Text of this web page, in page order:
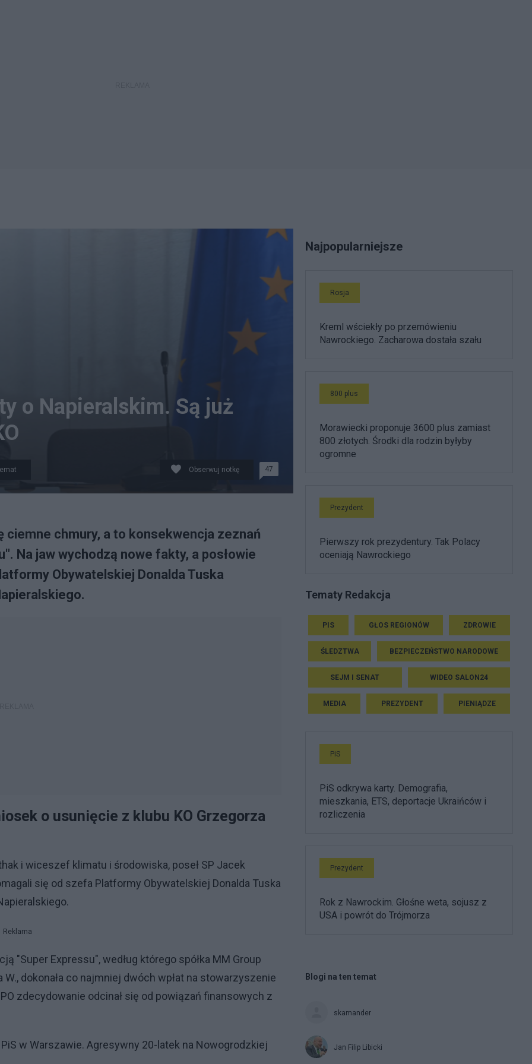
o Napieralskim. Są już
Obserwuj notkę 47
chmury, a to konsekwencja zeznań
Na jaw wychodzą nowe fakty, a posłowie
Obywatelskiej Donalda Tuska
o usunięcie z klubu KO Grzegorza
i wiceszef klimatu i środowiska, poseł SP Jacek
się od szefa Platformy Obywatelskiej Donalda Tuska
Reklama
"Super Expressu", według którego spółka MM Group
dokonała co najmniej dwóch wpłat na stowarzyszenie
zdecydowanie odcinał się od powiązań finansowych z
w Warszawie. Agresywny 20-latek na Nowogrodzkiej
Najpopularniejsze
Rosja
Kreml wściekły po przemówieniu
Nawrockiego. Zacharowa dostała szału
800 plus
Morawiecki proponuje 3600 plus zamiast
800 złotych. Środki dla rodzin byłyby
ogromne
Prezydent
Pierwszy rok prezydentury. Tak Polacy
oceniają Nawrockiego
Tematy Redakcja
PIS GŁOS REGIONÓW ZDROWIE
ŚLEDZTWA BEZPIECZEŃSTWO NARODOWE
SEJM I SENAT WIDEO SALON24
MEDIA PREZYDENT PIENIĄDZE
PiS
PiS odkrywa karty. Demografia,
mieszkania, ETS, deportacje Ukraińców i
rozliczenia
Prezydent
Rok z Nawrockim. Głośne weta, sojusz z
USA i powrót do Trójmorza
Blogi na ten temat
skamander
Jan Filip Libicki